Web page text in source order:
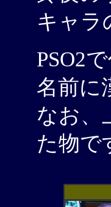
キャラ
PSO2
名前に
なお、
た物で